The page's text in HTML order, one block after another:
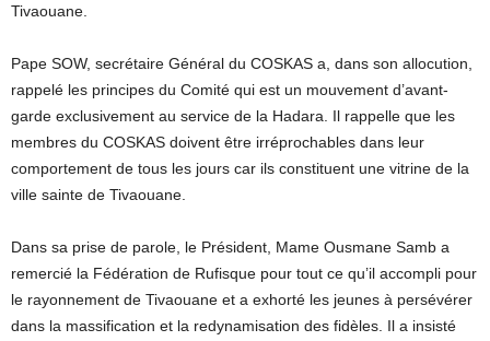
Tivaouane.
Pape SOW, secrétaire Général du COSKAS a, dans son allocution,
rappelé les principes du Comité qui est un mouvement d’avant-
garde exclusivement au service de la Hadara. Il rappelle que les
membres du COSKAS doivent être irréprochables dans leur
comportement de tous les jours car ils constituent une vitrine de la
ville sainte de Tivaouane.
Dans sa prise de parole, le Président, Mame Ousmane Samb a
remercié la Fédération de Rufisque pour tout ce qu’il accompli pour
le rayonnement de Tivaouane et a exhorté les jeunes à persévérer
dans la massification et la redynamisation des fidèles. Il a insisté